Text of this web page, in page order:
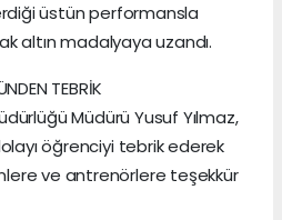
üstün performansla
altın madalyaya uzandı.
TEBRİK
Müdürü Yusuf Yılmaz,
öğrenciyi tebrik ederek
ve antrenörlere teşekkür